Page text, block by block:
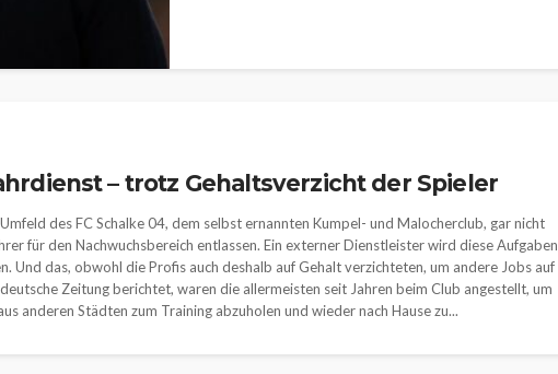
– trotz Gehaltsverzicht der Spieler
des FC Schalke 04, dem selbst ernannten Kumpel- und Malocherclub, gar nicht
für den Nachwuchsbereich entlassen. Ein externer Dienstleister wird diese Aufgaben
Und das, obwohl die Profis auch deshalb auf Gehalt verzichteten, um andere Jobs auf
Zeitung berichtet, waren die allermeisten seit Jahren beim Club angestellt, um
anderen Städten zum Training abzuholen und wieder nach Hause zu...